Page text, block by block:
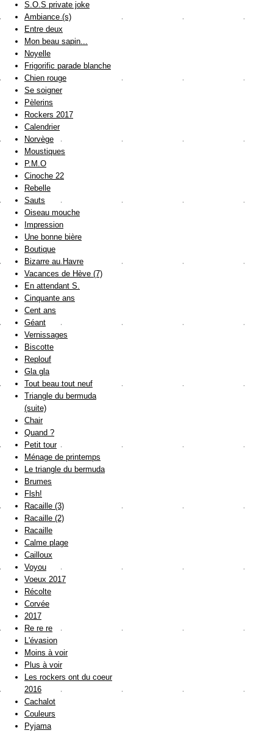
S.O.S private joke
Ambiance (s)
Entre deux
Mon beau sapin...
Noyelle
Frigorific parade blanche
Chien rouge
Se soigner
Pèlerins
Rockers 2017
Calendrier
Norvège
Moustiques
P.M.O
Cinoche 22
Rebelle
Sauts
Oiseau mouche
Impression
Une bonne bière
Boutique
Bizarre au Havre
Vacances de Hève (7)
En attendant S.
Cinquante ans
Cent ans
Géant
Vernissages
Biscotte
Replouf
Gla gla
Tout beau tout neuf
Triangle du bermuda
(suite)
Chair
Quand ?
Petit tour
Ménage de printemps
Le triangle du bermuda
Brumes
Flsh!
Racaille (3)
Racaille (2)
Racaille
Calme plage
Cailloux
Voyou
Voeux 2017
Récolte
Corvée
2017
Re re re
L'évasion
Moins à voir
Plus à voir
Les rockers ont du coeur
2016
Cachalot
Couleurs
Pyjama